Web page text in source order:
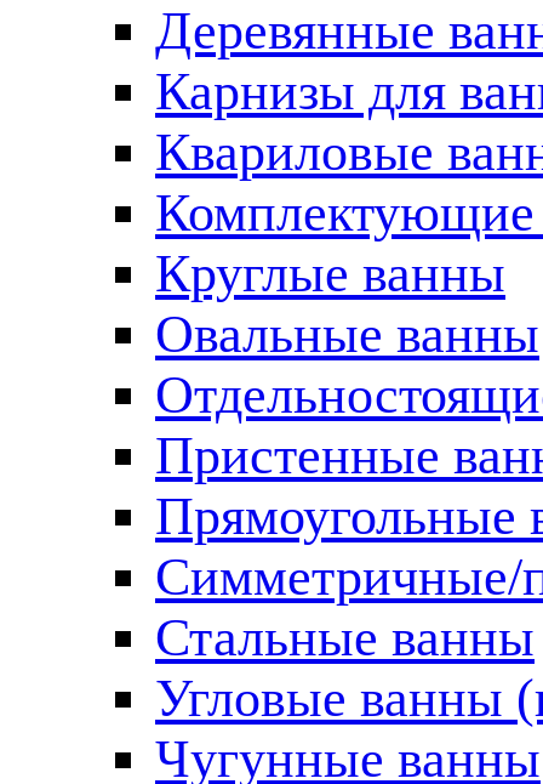
Деревянные
Карнизы для
Квариловые
Комплектующие
Круглые ванны
Овальные ванны
Пристенные
Прямоугольные
Симметричные/
Стальные ванны
Угловые ванны
Чугунные ванны